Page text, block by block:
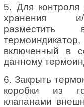
5. Для контроля
хранения и/
разместить
включенный в
данному
6. Закрыть
коробки из
клапанами